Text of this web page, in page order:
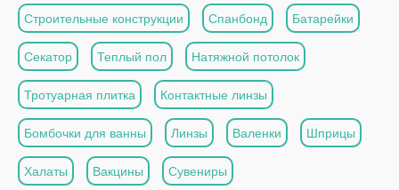
Строительные конструкции Спанбонд Батарейки
Секатор Теплый пол Натяжной потолок
Тротуарная плитка Контактные линзы
Бомбочки для ванны Линзы Валенки Шприцы
Халаты Вакцины Сувениры